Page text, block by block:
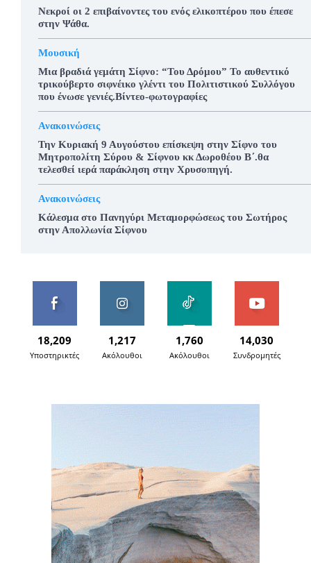
Νεκροί οι 2 επιβαίνοντες του ενός ελικοπτέρου που έπεσε
στην Ψάθα.
Μουσική
Μια βραδιά γεμάτη Σίφνο: “Του Δρόμου” Το αυθεντικό
τρικούβερτο σιφνέικο γλέντι του Πολιτιστικού Συλλόγου
που ένωσε γενιές.Βίντεο-φωτογραφίες
Ανακοινώσεις
Την Κυριακή 9 Αυγούστου επίσκεψη στην Σίφνο του
Μητροπολίτη Σύρου & Σίφνου κκ Δωροθέου Β΄.θα
τελεσθεί ιερά παράκληση στην Χρυσοπηγή.
Ανακοινώσεις
Κάλεσμα στο Πανηγύρι Μεταμορφώσεως του Σωτήρος
στην Απολλωνία Σίφνου
18,209
Υποστηρικτές
1,217
Ακόλουθοι
1,760
Ακόλουθοι
14,030
Συνδρομητές